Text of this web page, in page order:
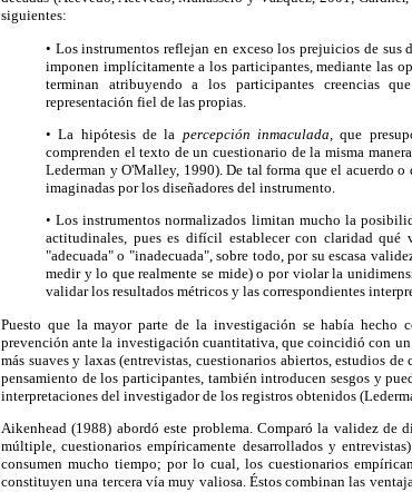
siguientes:
• Los instrumentos reflejan en exceso los prejuicios de sus
imponen implícitamente a los participantes, mediante las
terminan atribuyendo a los participantes creencias
representación fiel de las propias.
• La hipótesis de la percepción inmaculada,
que
comprenden el texto de un cuestionario de la misma
Lederman y O'Malley, 1990). De tal forma que el acuerdo o
imaginadas por los diseñadores del instrumento.
• Los instrumentos normalizados limitan mucho la
actitudinales, pues es difícil establecer con claridad qué
"adecuada" o "inadecuada", sobre todo, por su escasa
medir y lo que realmente se mide) o por violar la
validar los resultados métricos y las correspondientes
Puesto que la mayor parte de la investigación se había hecho
prevención ante la investigación cuantitativa, que coincidió con
más suaves y laxas (entrevistas, cuestionarios abiertos, estudios
pensamiento de los participantes, también introducen sesgos y
interpretaciones del investigador de los registros obtenidos
Aikenhead (1988) abordó este problema. Comparó la validez de
múltiple, cuestionarios empíricamente desarrollados y
consumen mucho tiempo; por lo cual, los cuestionarios
constituyen una tercera vía muy valiosa. Éstos combinan las